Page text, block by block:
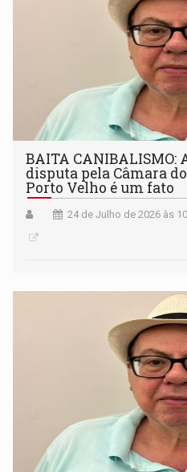
BAITA CANIBALISMO:
disputa pela Câmara
Porto Velho é um fato
24 de Julho de 2026 às